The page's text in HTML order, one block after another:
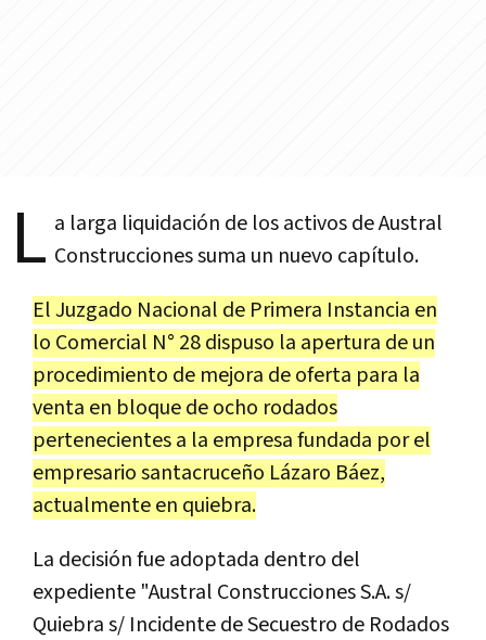
L a larga liquidación de los activos de Austral
Construcciones suma un nuevo capítulo.
El Juzgado Nacional de Primera Instancia en
lo Comercial N° 28 dispuso la apertura de un
procedimiento de mejora de oferta para la
venta en bloque de ocho rodados
pertenecientes a la empresa fundada por el
empresario santacruceño Lázaro Báez,
actualmente en quiebra.
La decisión fue adoptada dentro del
expediente "Austral Construcciones S.A. s/
Quiebra s/ Incidente de Secuestro de Rodados